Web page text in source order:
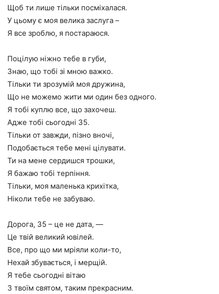
Щоб ти лише тільки посміхалася.
У цьому є моя велика заслуга –
Я все зроблю, я постараюся.
Поцілую ніжно тебе в губи,
Знаю, що тобі зі мною важко.
Тільки ти зрозумій моя дружина,
Що не можемо жити ми один без одного.
Я тобі куплю все, що захочеш.
Адже тобі сьогодні 35.
Тільки от завжди, пізно вночі,
Подобається тебе мені цілувати.
Ти на мене сердишся трошки,
Я бажаю тобі терпіння.
Тільки, моя маленька крихітка,
Ніколи тебе не забуваю.
Дорога, 35 – це не дата, —
Це твій великий ювілей.
Все, про що ми мріяли коли-то,
Нехай збувається, і мерщій.
Я тебе сьогодні вітаю
З твоїм святом, таким прекрасним.